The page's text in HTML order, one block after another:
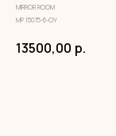
MIRROR ROOM
МР 15075-6-ОУ
13500,00 р.